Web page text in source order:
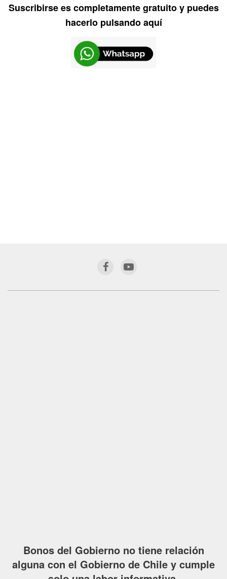
Suscribirse es completamente gratuito y puedes
hacerlo pulsando aquí
Bonos del Gobierno no tiene relación
alguna con el Gobierno de Chile y cumple